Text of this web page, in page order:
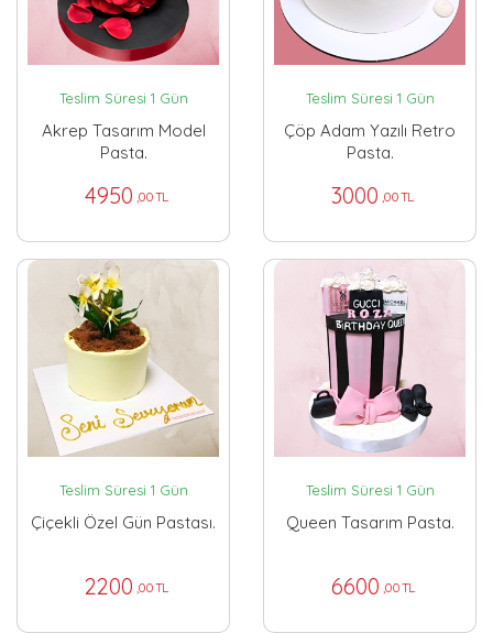
Teslim Süresi 1 Gün
Akrep Tasarım Model
Pasta.
4950 ,00 TL
Teslim Süresi 1 Gün
Çöp Adam Yazılı Retro
Pasta.
3000 ,00 TL
Teslim Süresi 1 Gün
Çiçekli Özel Gün Pastası.
2200 ,00 TL
Teslim Süresi 1 Gün
Queen Tasarım Pasta.
6600 ,00 TL